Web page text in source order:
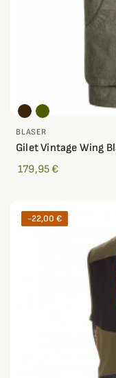
BLASER
Gilet Vintage Wing
179,95 €
-22,00 €